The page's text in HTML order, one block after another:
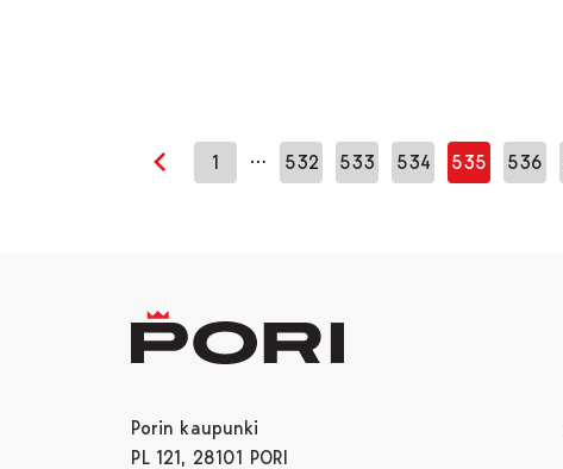
Edellinen sivu
1 … 532 533 534 535 536
Porin kaupunki
PL 121, 28101 PORI